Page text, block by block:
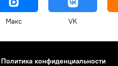
Макс VK
Политика конфиденциальности